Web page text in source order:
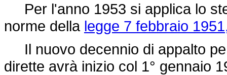
Per l'anno 1953 si applica lo
norme della legge 7 febbraio
Il nuovo decennio di appalto
dirette avrà inizio col 1° gennaio